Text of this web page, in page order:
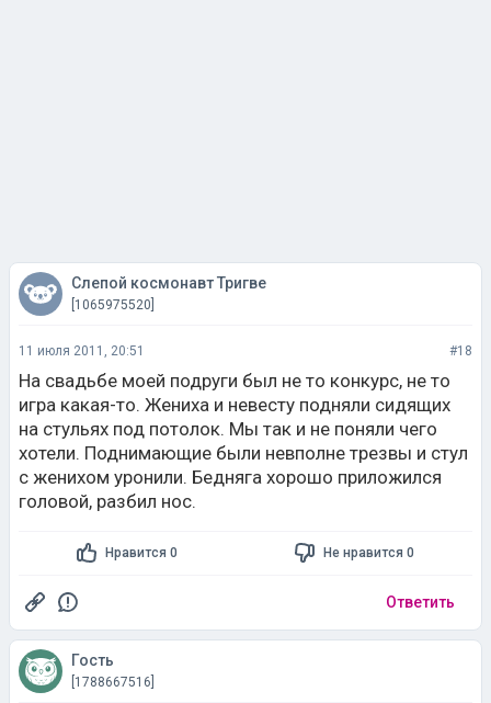
Слепой космонавт Тригве
[1065975520]
11 июля 2011, 20:51 #18
На свадьбе моей подруги был не то конкурс, не то
игра какая-то. Жениха и невесту подняли сидящих
на стульях под потолок. Мы так и не поняли чего
хотели. Поднимающие были невполне трезвы и стул
с женихом уронили. Бедняга хорошо приложился
головой, разбил нос.
Нравится 0 Не нравится 0
Ответить
Гость
[1788667516]